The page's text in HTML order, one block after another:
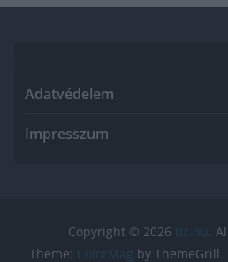
Adatvédelem
Impresszum
Copyright © 2026 tiz.hu.
Theme: ColorMag by ThemeGrill.